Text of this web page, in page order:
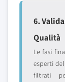
6.
Qualità
Le fasi
esperti
filtrati